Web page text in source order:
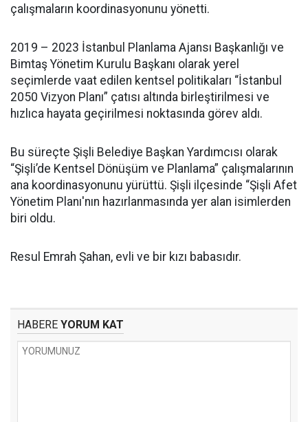
çalışmaların koordinasyonunu yönetti.
2019 – 2023 İstanbul Planlama Ajansı Başkanlığı ve
Bimtaş Yönetim Kurulu Başkanı olarak yerel
seçimlerde vaat edilen kentsel politikaları “İstanbul
2050 Vizyon Planı” çatısı altında birleştirilmesi ve
hızlıca hayata geçirilmesi noktasında görev aldı.
Bu süreçte Şişli Belediye Başkan Yardımcısı olarak
“Şişli’de Kentsel Dönüşüm ve Planlama” çalışmalarının
ana koordinasyonunu yürüttü. Şişli ilçesinde “Şişli Afet
Yönetim Planı'nın hazırlanmasında yer alan isimlerden
biri oldu.
Resul Emrah Şahan, evli ve bir kızı babasıdır.
HABERE YORUM KAT